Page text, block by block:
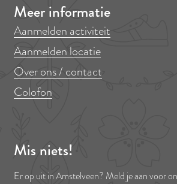
Meer informatie
Aanmelden activiteit
Aanmelden locatie
Over ons / contact
Colofon
Mis niets!
Er op uit in Amstelveen? Meld je aan voor